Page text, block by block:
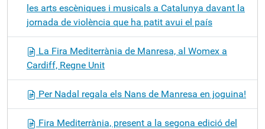
les arts escèniques i musicals a Catalunya davant la
jornada de violència que ha patit avui el país
La Fira Mediterrània de Manresa, al Womex a
Cardiff, Regne Unit
Per Nadal regala els Nans de Manresa en joguina!
Fira Mediterrània, present a la segona edició del